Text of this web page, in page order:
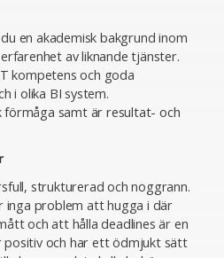
en akademisk bakgrund inom
av liknande tjänster.
kompetens och goda
i olika BI system.
förmåga samt är resultat- och
strukturerad och noggrann.
inga problem att hugga i där
och att hålla deadlines är en
positiv och har ett ödmjukt sätt